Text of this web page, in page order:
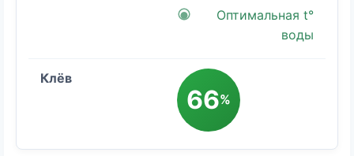
Оптимальная t°
воды
66%